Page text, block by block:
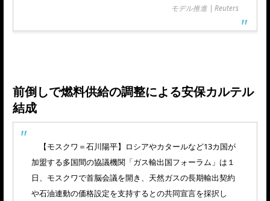
モデル推進 | Reuters
前倒しで燃料供給の調整による安保カルテル
結成
【モスクワ＝石川陽平】ロシアやカタールなど13カ国が
加盟する多国間の協議機関「ガス輸出国フォーラム」は１
日、モスクワで首脳会議を開き、天然ガスの長期輸出契約
や石油連動の価格設定を支持するとの共同宣言を採択し